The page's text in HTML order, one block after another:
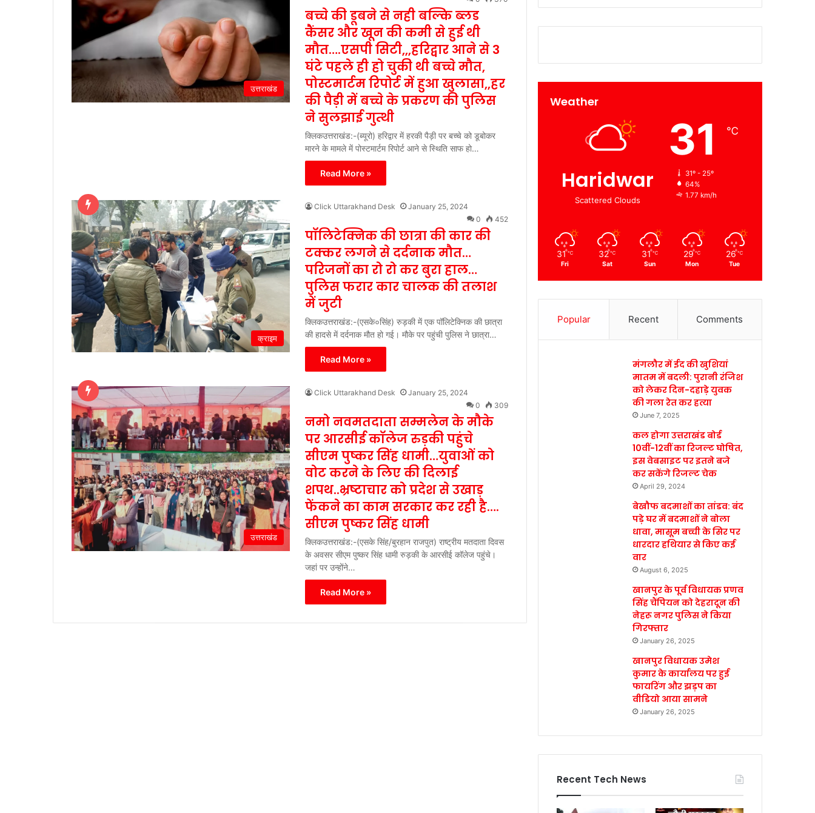
उत्तराखंड
बच्चे की डूबने से नही बल्कि ब्लड
कैंसर और खून की कमी से हुई थी
मौत….एसपी सिटी,,,हरिद्वार आने से 3
घंटे पहले ही हो चुकी थी बच्चे मौत,
पोस्टमार्टम रिपोर्ट में हुआ खुलासा,,हर
की पैड़ी में बच्चे के प्रकरण की पुलिस
ने सुलझाई गुत्थी
क्लिकउत्तराखंड:-(ब्यूरो) हरिद्वार में हरकी पैड़ी पर बच्चे को डूबोकर
मारने के मामले में पोस्टमार्टम रिपोर्ट आने से स्थिति साफ हो…
Read More »
क्राइम
Click Uttarakhand Desk
January 25, 2024
0
452
पॉलिटेक्निक की छात्रा की कार की
टक्कर लगने से दर्दनाक मौत…
परिजनों का रो रो कर बुरा हाल…
पुलिस फरार कार चालक की तलाश
में जुटी
क्लिकउत्तराखंड:-(एसके०सिंह) रुड़की में एक पॉलिटेक्निक की छात्रा
की हादसे में दर्दनाक मौत हो गई। मौके पर पहुंची पुलिस ने छात्रा…
Read More »
उत्तराखंड
Click Uttarakhand Desk
January 25, 2024
0
309
नमो नवमतदाता सम्मलेन के मौके
पर आरसीई कॉलेज रुड़की पहुंचे
सीएम पुष्कर सिंह धामी…युवाओं को
वोट करने के लिए की दिलाई
शपथ..भ्रष्टाचार को प्रदेश से उखाड़
फेंकने का काम सरकार कर रही है….
सीएम पुष्कर सिंह धामी
क्लिकउत्तराखंड:-(एसके सिंह/बुरहान राजपुत) राष्ट्रीय मतदाता दिवस
के अवसर सीएम पुष्कर सिंह धामी रुड़की के आरसीई कॉलेज पहुंचे।
जहां पर उन्होंने…
Read More »
Weather
Haridwar
Scattered Clouds
31 ℃
31º - 25º
64%
1.77 km/h
31 ℃
Fri
32 ℃
Sat
31 ℃
Sun
29 ℃
Mon
26 ℃
Tue
Popular Recent Comments
मंगलौर में ईद की खुशियां
मातम में बदली: पुरानी रंजिश
को लेकर दिन-दहाड़े युवक
की गला रेत कर हत्या
June 7, 2025
कल होगा उत्तराखंड बोर्ड
10वीं-12वीं का रिजल्ट घोषित,
इस वेबसाइट पर इतने बजे
कर सकेंगे रिजल्ट चेक
April 29, 2024
बेखौफ बदमाशों का तांडव: बंद
पड़े घर में बदमाशों ने बोला
धावा, मासूम बच्ची के सिर पर
धारदार हथियार से किए कई
वार
August 6, 2025
खानपुर के पूर्व विधायक प्रणव
सिंह चैंपियन को देहरादून की
नेहरू नगर पुलिस ने किया
गिरफ्तार
January 26, 2025
खानपुर विधायक उमेश
कुमार के कार्यालय पर हुई
फायरिंग और झड़प का
वीडियो आया सामने
January 26, 2025
Recent Tech News